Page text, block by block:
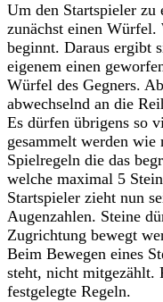
Um den Startspieler
zunächst einen Würfel.
beginnt. Daraus ergibt
eigenem einen
Würfel des Gegners.
abwechselnd an die
Es dürfen übrigens so
gesammelt werden wie
Spielregeln die das
welche maximal 5
Startspieler zieht nun
Augenzahlen. Steine
Zugrichtung bewegt
Beim Bewegen eines
steht, nicht mitgezählt.
festgelegte Regeln.